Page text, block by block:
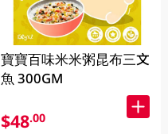
寶寶百味米米粥昆布三文
魚 300GM
$48.00